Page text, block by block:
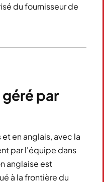
du fournisseur de
par
en anglais, avec la
par l'équipe dans
anglaise est
à la frontière du